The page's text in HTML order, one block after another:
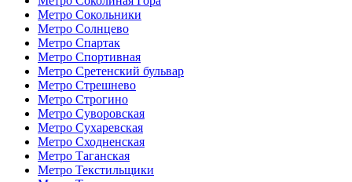
Метро Сокольники
Метро Солнцево
Метро Спартак
Метро Спортивная
Метро Сретенский бульвар
Метро Стрешнево
Метро Строгино
Метро Суворовская
Метро Сухаревская
Метро Сходненская
Метро Таганская
Метро Текстильщики